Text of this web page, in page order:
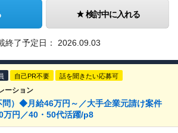
検討中に入れる
終了予定日： 2026.09.03
自己PR不要 話を聞きたい応募可
ーション
問）◆月給46万円～／大手企業元請け案件
万円／40・50代活躍/p8